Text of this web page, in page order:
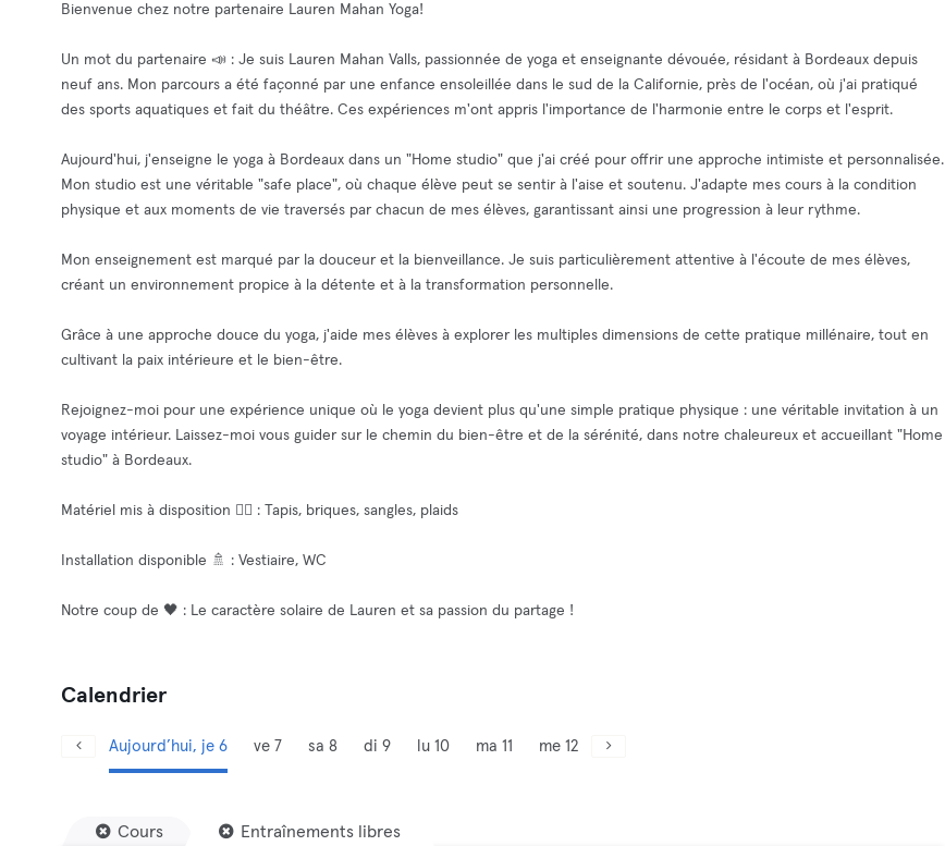
Bienvenue chez notre partenaire Lauren Mahan Yoga!
Un mot du partenaire 📣 : Je suis Lauren Mahan Valls, passionnée de yoga et enseignante dévouée, résidant à Bordeaux depuis
neuf ans. Mon parcours a été façonné par une enfance ensoleillée dans le sud de la Californie, près de l'océan, où j'ai pratiqué
des sports aquatiques et fait du théâtre. Ces expériences m'ont appris l'importance de l'harmonie entre le corps et l'esprit.
Aujourd'hui, j'enseigne le yoga à Bordeaux dans un "Home studio" que j'ai créé pour offrir une approche intimiste et personnalisée.
Mon studio est une véritable "safe place", où chaque élève peut se sentir à l'aise et soutenu. J'adapte mes cours à la condition
physique et aux moments de vie traversés par chacun de mes élèves, garantissant ainsi une progression à leur rythme.
Mon enseignement est marqué par la douceur et la bienveillance. Je suis particulièrement attentive à l'écoute de mes élèves,
créant un environnement propice à la détente et à la transformation personnelle.
Grâce à une approche douce du yoga, j'aide mes élèves à explorer les multiples dimensions de cette pratique millénaire, tout en
cultivant la paix intérieure et le bien-être.
Rejoignez-moi pour une expérience unique où le yoga devient plus qu'une simple pratique physique : une véritable invitation à un
voyage intérieur. Laissez-moi vous guider sur le chemin du bien-être et de la sérénité, dans notre chaleureux et accueillant "Home
studio" à Bordeaux.
Matériel mis à disposition 🧘‍♂️ : Tapis, briques, sangles, plaids
Installation disponible 🚿 : Vestiaire, WC
Notre coup de 🖤 : Le caractère solaire de Lauren et sa passion du partage !
Calendrier
Aujourd’hui, je 6 ve 7 sa 8 di 9 lu 10 ma 11 me 12
Cours Entraînements libres